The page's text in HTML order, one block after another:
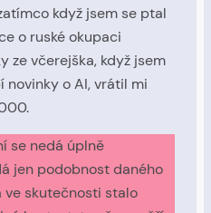
když jsem se ptal
o ruské okupaci
ze včerejška, když jsem
o AI, vrátil mi
se nedá úplně
jen podobnost daného
ve skutečnosti stalo